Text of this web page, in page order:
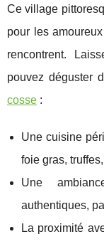
Ce village
pour les
rencontrent.
pouvez déguster
cosse :
Une cuisine
foie gras,
Une
authentiques,
La proximité